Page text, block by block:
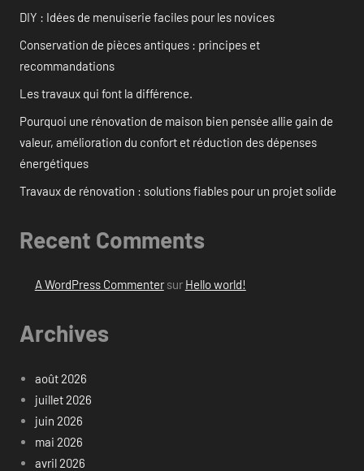
DIY : Idées de menuiserie faciles pour les novices
Conservation de pièces antiques : principes et
recommandations
Les travaux qui font la différence.
Pourquoi une rénovation de maison bien pensée allie gain de
valeur, amélioration du confort et réduction des dépenses
énergétiques
Travaux de rénovation : solutions fiables pour un projet solide
Recent Comments
A WordPress Commentersur Hello world!
Archives
août 2026
juillet 2026
juin 2026
mai 2026
avril 2026